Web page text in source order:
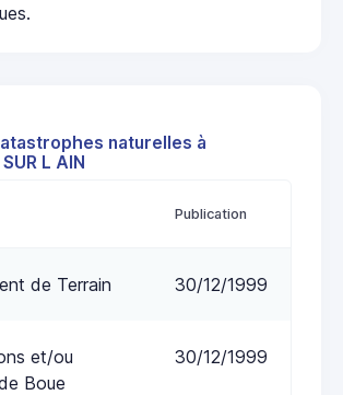
naturelles à
L AIN
Publication
de Terrain 30/12/1999
et/ou
Boue
30/12/1999